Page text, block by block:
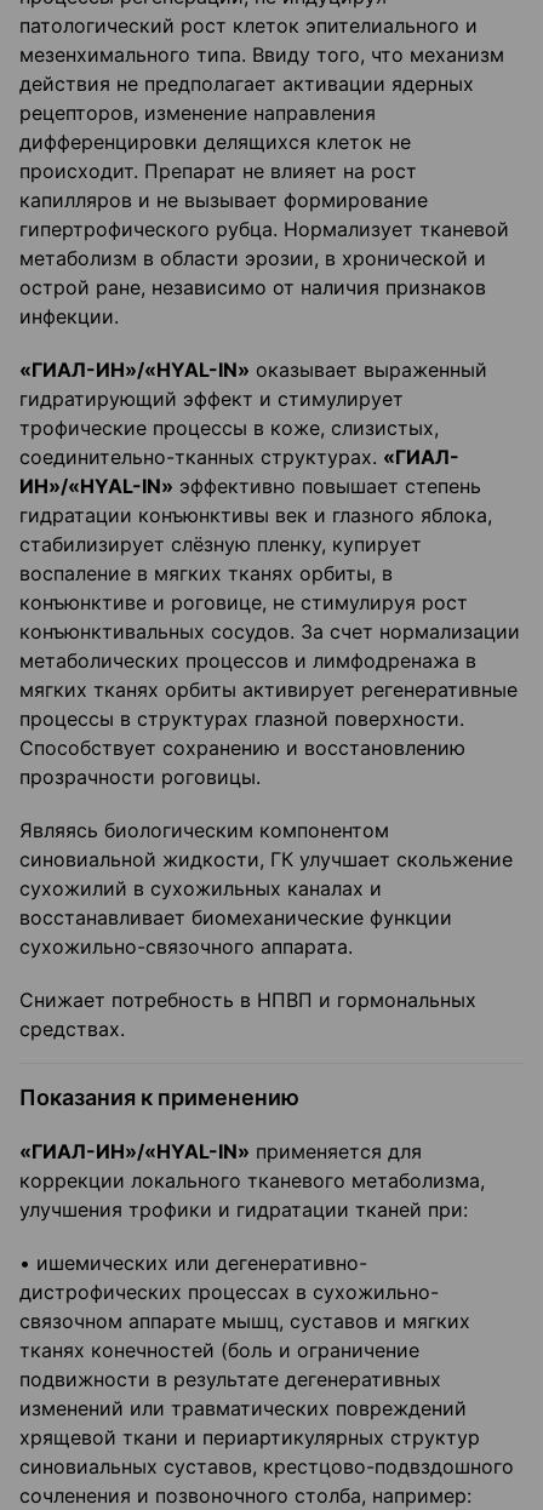
патологический рост клеток эпителиального и
мезенхимального типа. Ввиду того, что механизм
действия не предполагает активации ядерных
рецепторов, изменение направления
дифференцировки делящихся клеток не
происходит. Препарат не влияет на рост
капилляров и не вызывает формирование
гипертрофического рубца. Нормализует тканевой
метаболизм в области эрозии, в хронической и
острой ране, независимо от наличия признаков
инфекции.
«ГИАЛ-ИН»/«HYAL-IN» оказывает выраженный
гидратирующий эффект и стимулирует
трофические процессы в коже, слизистых,
соединительно-тканных структурах. «ГИАЛ-
ИН»/«HYAL-IN» эффективно повышает степень
гидратации конъюнктивы век и глазного яблока,
стабилизирует слёзную пленку, купирует
воспаление в мягких тканях орбиты, в
конъюнктиве и роговице, не стимулируя рост
конъюнктивальных сосудов. За счет нормализации
метаболических процессов и лимфодренажа в
мягких тканях орбиты активирует регенеративные
процессы в структурах глазной поверхности.
Способствует сохранению и восстановлению
прозрачности роговицы.
Являясь биологическим компонентом
синовиальной жидкости, ГК улучшает скольжение
сухожилий в сухожильных каналах и
восстанавливает биомеханические функции
сухожильно-связочного аппарата.
Снижает потребность в НПВП и гормональных
средствах.
Показания к применению
«ГИАЛ-ИН»/«HYAL-IN» применяется для
коррекции локального тканевого метаболизма,
улучшения трофики и гидратации тканей при:
• ишемических или дегенеративно-
дистрофических процессах в сухожильно-
связочном аппарате мышц, суставов и мягких
тканях конечностей (боль и ограничение
подвижности в результате дегенеративных
изменений или травматических повреждений
хрящевой ткани и периартикулярных структур
синовиальных суставов, крестцово-подвздошного
сочленения и позвоночного столба, например: